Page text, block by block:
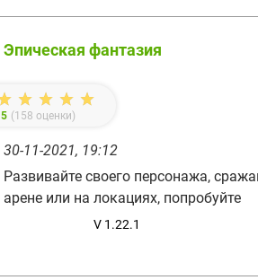
Эпическая фантазия
5 (158 оценки)
30-11-2021, 19:12
Развивайте своего персонажа,
арене или на локациях, попробуйте
V 1.22.1